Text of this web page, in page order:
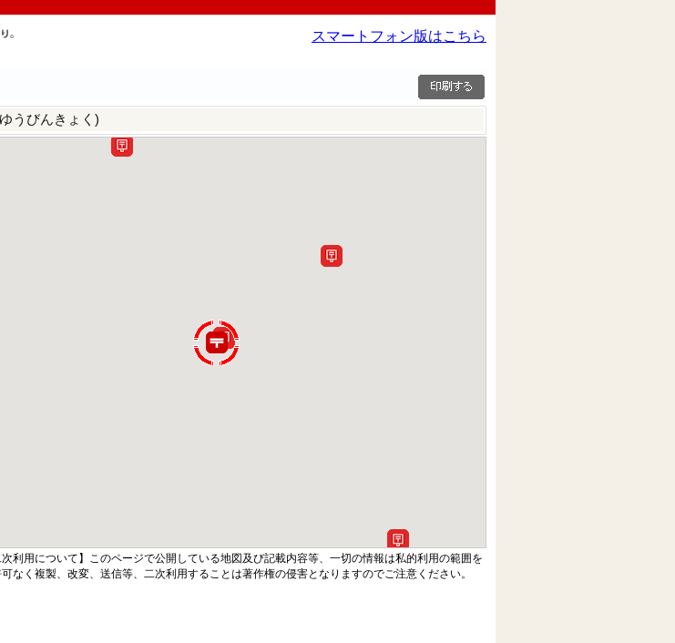
スマートフォン版はこちら
うびんきょく)
次利用について】このページで公開している地図及び記載内容等、一切の情報は私的利用の範囲を
なく複製、改変、送信等、二次利用することは著作権の侵害となりますのでご注意ください。